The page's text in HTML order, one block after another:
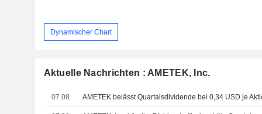
Dynamischer Chart
Aktuelle Nachrichten : AMETEK, Inc.
07.08.